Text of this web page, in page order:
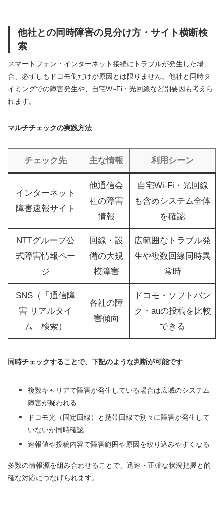
他社との同時障害の見分け方・サイト横断検
索
スマートフォン・インターネット接続にトラブルが発生した場
合、必ずしもドコモ側だけが原因とは限りません。他社と同時タ
イミングでの障害発生や、自宅Wi-Fi・光回線など別要因も考えら
れます。
マルチチェックの実践方法
チェック先 主な情報 利用シーン
インターネット
障害速報サイト
他通信会
社の障害
情報
自宅Wi-Fi・光回線
も含めシステム全体
を確認
NTTグループ公
式障害情報ペー
ジ
回線・設
備の大規
模障害
広範囲なトラブル発
生や複数回線同時異
常時
SNS（「通信障
害 リアルタイ
ム」検索）
各社の障
害傾向
ドコモ・ソフトバン
ク・auの投稿を比較
できる
同時チェックすることで、下記のような判断が可能です
複数キャリアで障害が発生している場合は広域のシステム
障害が疑われる
ドコモ光（固定回線）と携帯回線で別々に障害が発生して
いないか同時確認
速報値や投稿内容で障害範囲や原因を絞り込みやすくなる
多数の情報源を組み合わせることで、迅速・正確な状況把握と的
確な対応につなげられます。